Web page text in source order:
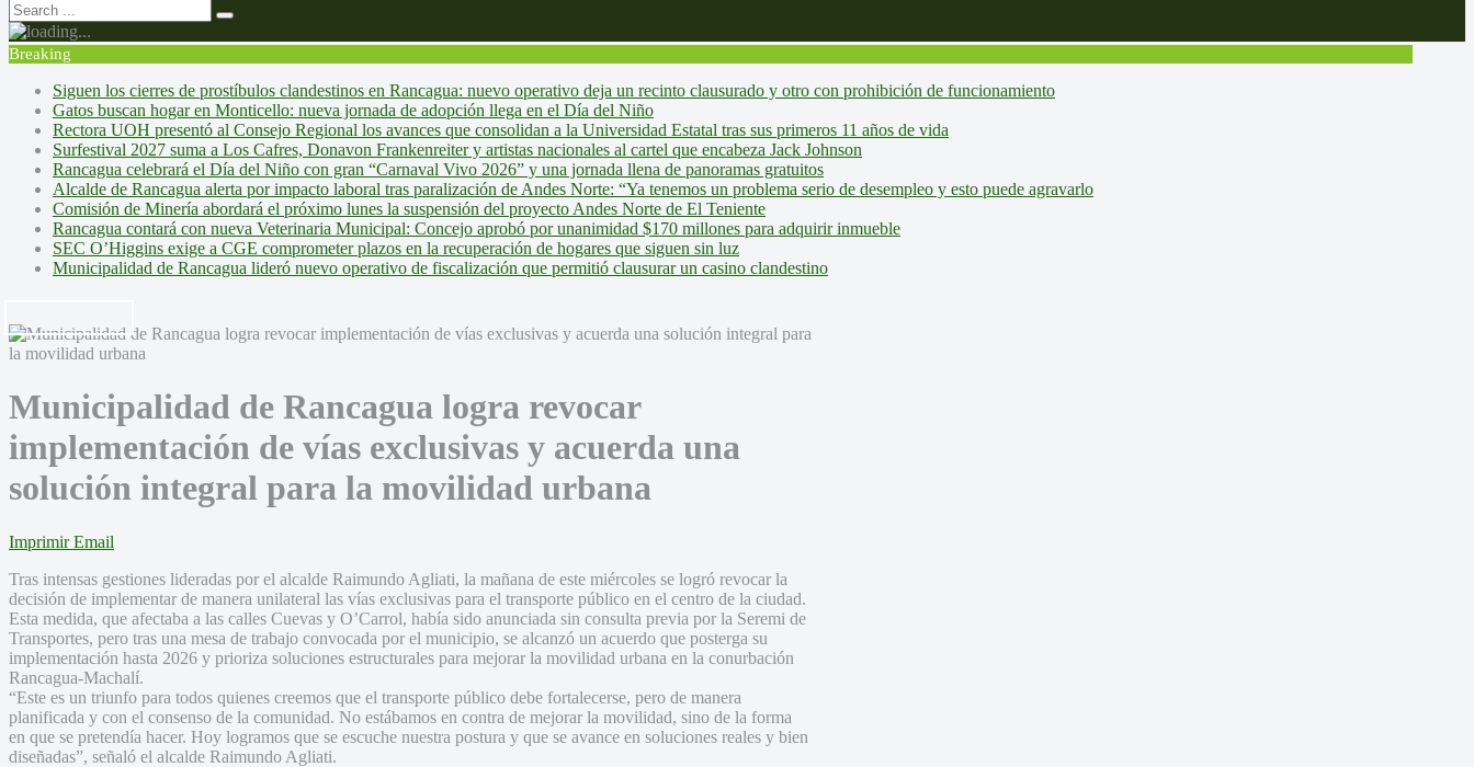
Breaking
Siguen los cierres de prostíbulos clandestinos en Rancagua: nuevo operativo deja un recinto clausurado y otro con prohibición de funcionamiento
Gatos buscan hogar en Monticello: nueva jornada de adopción llega en el Día del Niño
Rectora UOH presentó al Consejo Regional los avances que consolidan a la Universidad Estatal tras sus primeros 11 años de vida
Surfestival 2027 suma a Los Cafres, Donavon Frankenreiter y artistas nacionales al cartel que encabeza Jack Johnson
Rancagua celebrará el Día del Niño con gran “Carnaval Vivo 2026” y una jornada llena de panoramas gratuitos
Alcalde de Rancagua alerta por impacto laboral tras paralización de Andes Norte: “Ya tenemos un problema serio de desempleo y esto puede agravarlo
Comisión de Minería abordará el próximo lunes la suspensión del proyecto Andes Norte de El Teniente
Rancagua contará con nueva Veterinaria Municipal: Concejo aprobó por unanimidad $170 millones para adquirir inmueble
SEC O’Higgins exige a CGE comprometer plazos en la recuperación de hogares que siguen sin luz
Municipalidad de Rancagua lideró nuevo operativo de fiscalización que permitió clausurar un casino clandestino
Municipalidad de Rancagua logra revocar
implementación de vías exclusivas y acuerda una
solución integral para la movilidad urbana
Imprimir Email
Tras intensas gestiones lideradas por el alcalde Raimundo Agliati, la mañana de este miércoles se logró revocar la
decisión de implementar de manera unilateral las vías exclusivas para el transporte público en el centro de la ciudad.
Esta medida, que afectaba a las calles Cuevas y O’Carrol, había sido anunciada sin consulta previa por la Seremi de
Transportes, pero tras una mesa de trabajo convocada por el municipio, se alcanzó un acuerdo que posterga su
implementación hasta 2026 y prioriza soluciones estructurales para mejorar la movilidad urbana en la conurbación
Rancagua-Machalí.
“Este es un triunfo para todos quienes creemos que el transporte público debe fortalecerse, pero de manera
planificada y con el consenso de la comunidad. No estábamos en contra de mejorar la movilidad, sino de la forma
en que se pretendía hacer. Hoy logramos que se escuche nuestra postura y que se avance en soluciones reales y bien
diseñadas”, señaló el alcalde Raimundo Agliati.